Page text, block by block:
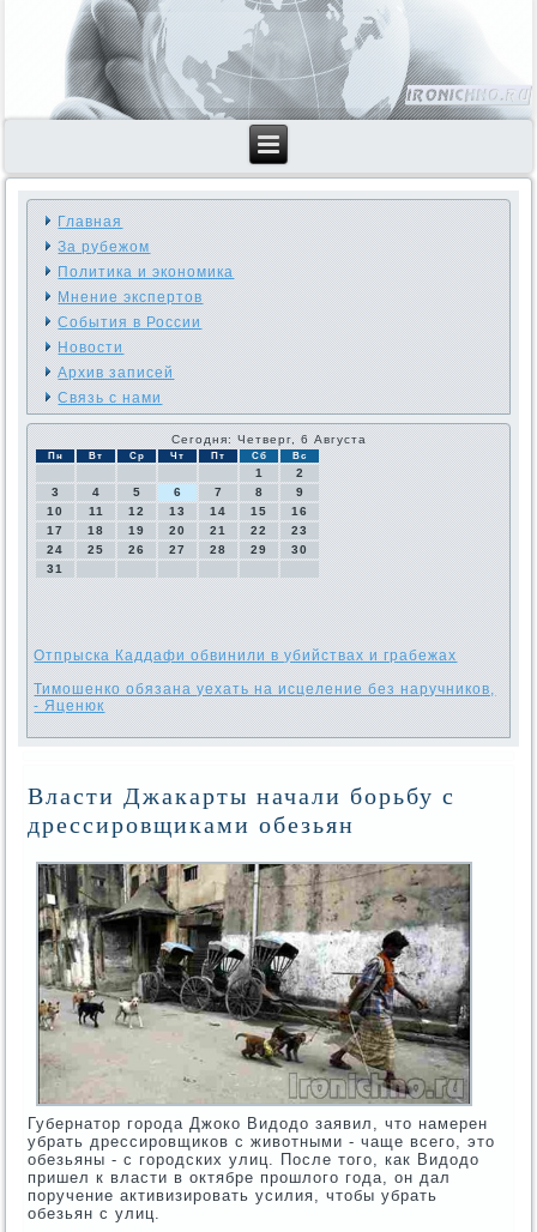
Главная
За рубежом
Политика и экономика
Мнение экспертов
События в России
Новости
Архив записей
Связь с нами
Сегодня: Четверг, 6 Августа
Пн Вт Ср Чт Пт Сб Вс
1
2
3
4 5 6 7 8
9
10
11 12 13 14 15
16
17
18 19 20 21 22
23
24
25 26 27 28 29
30
31
Отпрыска Каддафи обвинили в убийствах и грабежах
Тимошенко обязана уехать на исцеление без наручников,
- Яценюк
Власти Джакарты начали борьбу с
дрессировщиками обезьян
Губернатор города Джоко Видодо заявил, что намерен
убрать дрессировщиков с животными - чаще всего, это
обезьяны - с городских улиц. После того, как Видодо
пришел к власти в октябре прошлого года, он дал
поручение активизировать усилия, чтобы убрать
обезьян с улиц.